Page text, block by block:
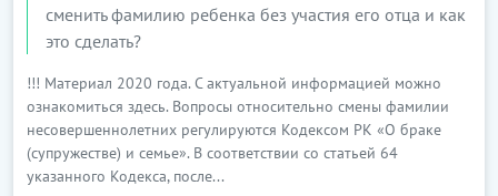
сменить фамилию ребенка без участия его отца и как
это сделать?
!!! Материал 2020 года. С актуальной информацией можно
ознакомиться здесь. Вопросы относительно смены фамилии
несовершеннолетних регулируются Кодексом РК «О браке
(супружестве) и семье». В соответствии со статьей 64
указанного Кодекса, после...